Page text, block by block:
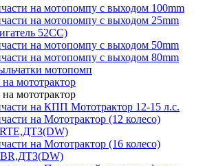
на мотопомпу с выходом 100mm
на мотопомпу с выходом 25mm
52CC)
на мотопомпу с выходом 50mm
на мотопомпу с выходом 80mm
мотопомп
на мототрактор
на мототрактор
на КПП Мототрактор 12-15 л.с.
на Мототрактор (12 колесо)
на Мототрактор (16 колесо)